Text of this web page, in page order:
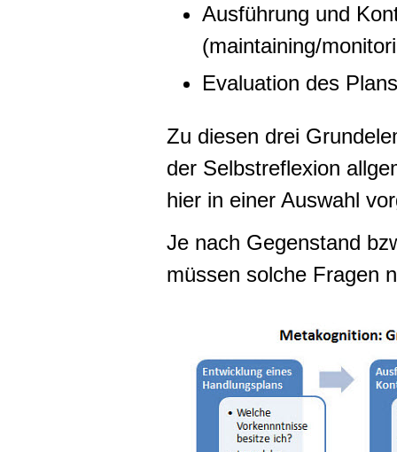
Ausführung und
(maintaining/
Evaluation des
Zu diesen drei
der Selbstreflexion
hier in einer Auswahl
Je nach Gegenstand
müssen solche Fragen